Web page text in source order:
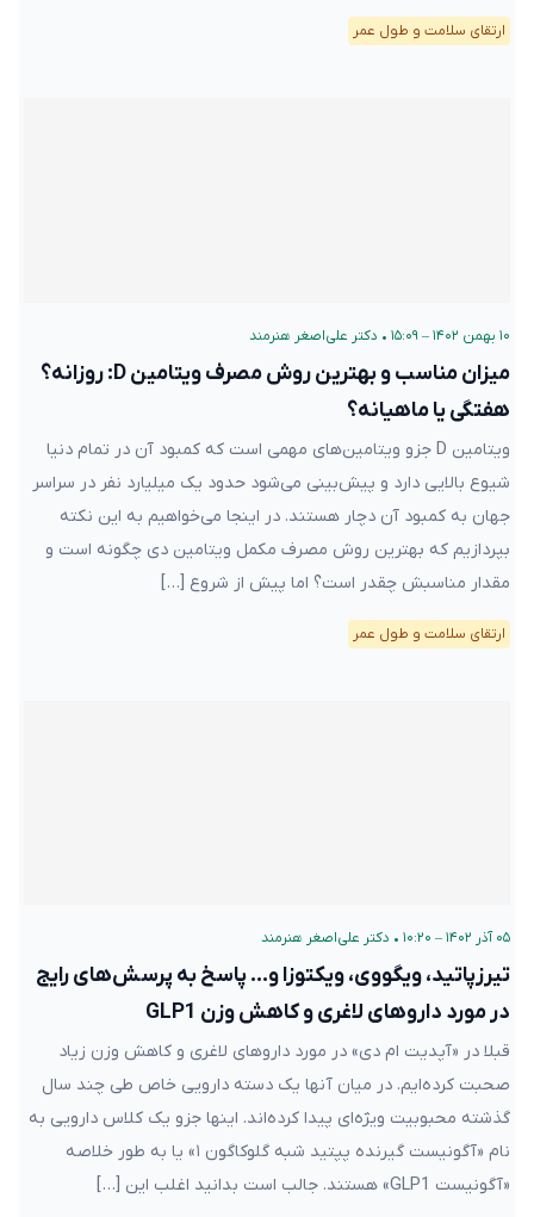
ارتقای سلامت و طول عمر
۱۰ بهمن ۱۴۰۲ – ۱۵:۰۹ • دکتر علی‌اصغر هنرمند
میزان مناسب و بهترین روش مصرف ویتامین D: روزانه؟
هفتگی یا ماهیانه؟
ویتامین D جزو ویتامین‌های مهمی است که کمبود آن در تمام دنیا
شیوع بالایی دارد و پیش‌بینی می‌شود حدود یک میلیارد نفر در سراسر
جهان به کمبود آن دچار هستند. در اینجا می‌خواهیم به این نکته
بپردازیم که بهترین روش مصرف مکمل ویتامین دی چگونه است و
مقدار مناسبش چقدر است؟ اما پیش از شروع […]
ارتقای سلامت و طول عمر
۰۵ آذر ۱۴۰۲ – ۱۰:۲۰ • دکتر علی‌اصغر هنرمند
تیرزپاتید، ویگووی، ویکتوزا و… پاسخ به پرسش‌های رایج
در مورد داروهای لاغری و کاهش وزن GLP1
قبلا در «آپدیت ام دی» در مورد داروهای لاغری و کاهش وزن زیاد
صحبت کرده‌ایم. در میان آنها یک دسته دارویی خاص طی چند سال
گذشته محبوبیت ویژه‌ای پیدا کرده‌اند. اینها جزو یک کلاس دارویی به
نام «آگونیست گیرنده پپتید شبه گلوکاگون ۱» یا به طور خلاصه
«آگونیست GLP1» هستند. جالب است بدانید اغلب این […]